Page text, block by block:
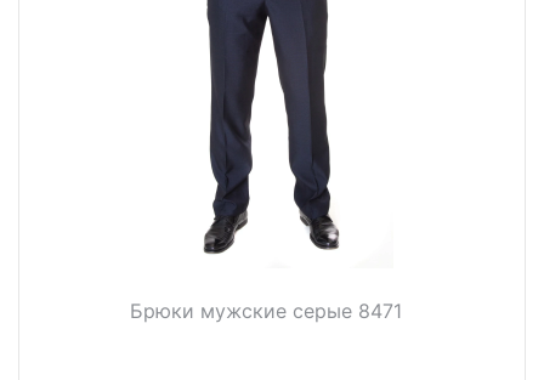
Брюки мужские серые 8471